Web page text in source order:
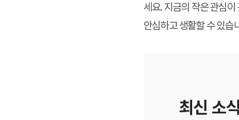
세요. 지금의 작은 관심
안심하고 생활할 수 있습
최신 소식